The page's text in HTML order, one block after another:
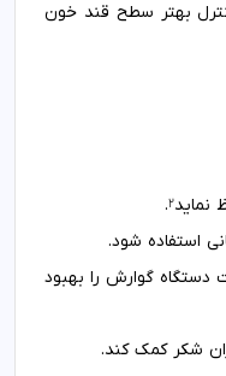
بهتر سطح قند خون
نماید​2
​.
استفاده شود.
دستگاه گوارش را بهبود
شکر کمک کند.